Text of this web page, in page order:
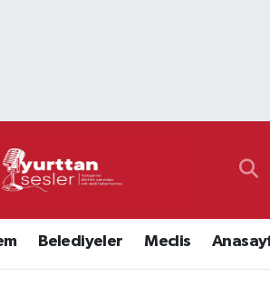
Belediyeler Meclis
Durumu ve Fikstür